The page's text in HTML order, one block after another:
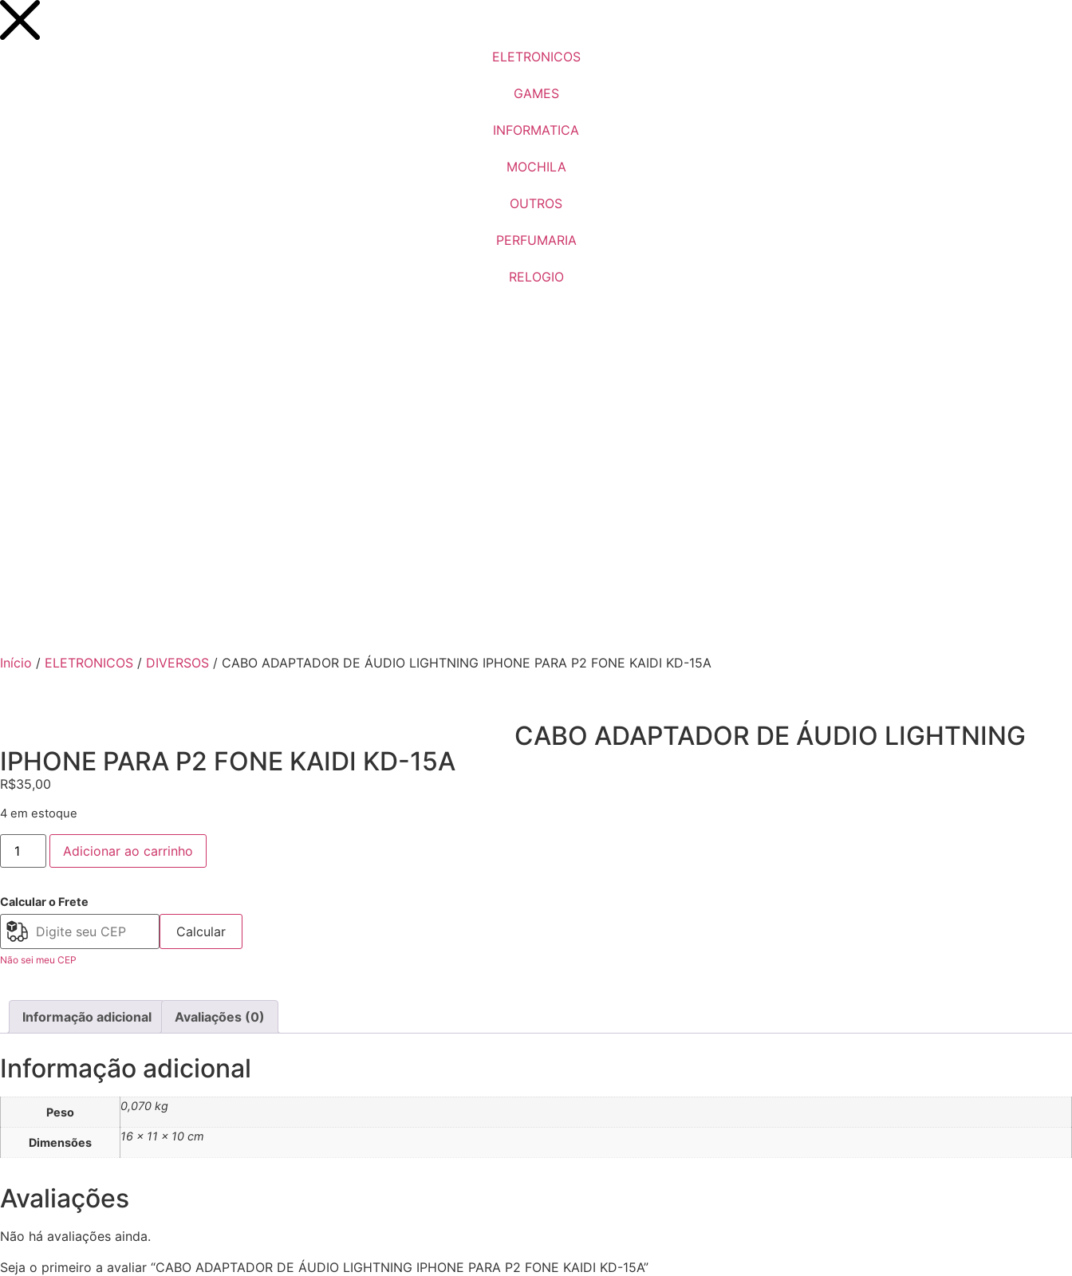
ELETRONICOS
GAMES
INFORMATICA
MOCHILA
OUTROS
PERFUMARIA
RELOGIO
Início / ELETRONICOS / DIVERSOS / CABO ADAPTADOR DE ÁUDIO LIGHTNING IPHONE PARA P2 FONE KAIDI KD-15A
CABO ADAPTADOR DE ÁUDIO LIGHTNING
IPHONE PARA P2 FONE KAIDI KD-15A
R$35,00
4 em estoque
Adicionar ao carrinho
Calcular o Frete
Calcular
Não sei meu CEP
Informação adicional Avaliações (0)
Informação adicional
Peso 0,070 kg
Dimensões 16 × 11 × 10 cm
Avaliações
Não há avaliações ainda.
Seja o primeiro a avaliar “CABO ADAPTADOR DE ÁUDIO LIGHTNING IPHONE PARA P2 FONE KAIDI KD-15A”